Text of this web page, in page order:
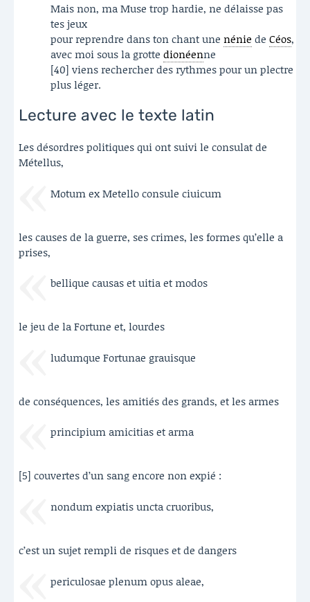
Mais non, ma Muse trop hardie, ne délaisse pas
tes jeux
pour reprendre dans ton chant une nénie de Céos,
avec moi sous la grotte dionéenne
[40] viens rechercher des rythmes pour un plectre
plus léger.
Lecture avec le texte latin
Les désordres politiques qui ont suivi le consulat de
Métellus,
Motum ex Metello consule ciuicum
les causes de la guerre, ses crimes, les formes qu’elle a
prises,
bellique causas et uitia et modos
le jeu de la Fortune et, lourdes
ludumque Fortunae grauisque
de conséquences, les amitiés des grands, et les armes
principium amicitias et arma
[5] couvertes d’un sang encore non expié :
nondum expiatis uncta cruoribus,
c’est un sujet rempli de risques et de dangers
periculosae plenum opus aleae,